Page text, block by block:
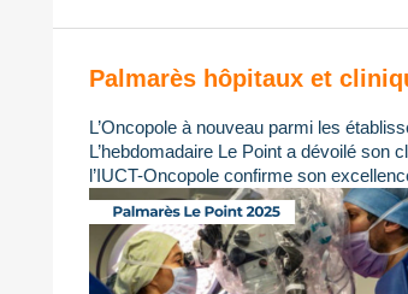
Palmarès hôpitaux et
L’Oncopole à nouveau parmi les
L’hebdomadaire Le Point a dévoilé son
l’IUCT-Oncopole confirme son